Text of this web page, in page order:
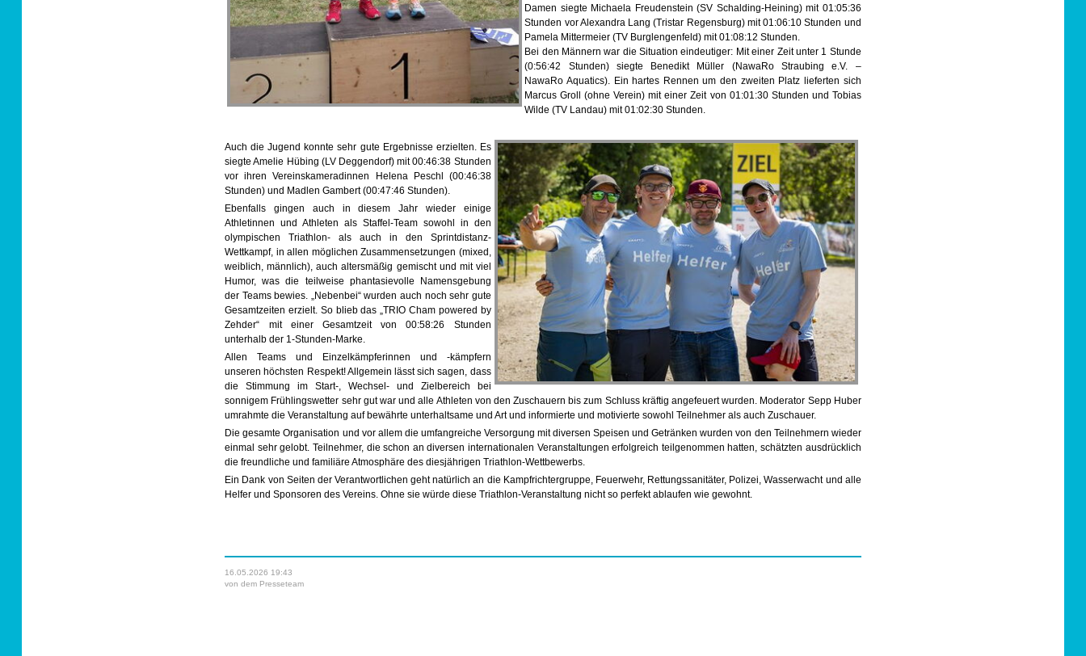
Damen siegte Michaela Freudenstein (SV Schalding-Heining) mit 01:05:36
Stunden vor Alexandra Lang (Tristar Regensburg) mit 01:06:10 Stunden und
Pamela Mittermeier (TV Burglengenfeld) mit 01:08:12 Stunden.
Bei den Männern war die Situation eindeutiger: Mit einer Zeit unter 1 Stunde
(0:56:42 Stunden) siegte Benedikt Müller (NawaRo Straubing e.V. –
NawaRo Aquatics). Ein hartes Rennen um den zweiten Platz lieferten sich
Marcus Groll (ohne Verein) mit einer Zeit von 01:01:30 Stunden und Tobias
Wilde (TV Landau) mit 01:02:30 Stunden.
Auch die Jugend konnte sehr gute Ergebnisse erzielten. Es
siegte Amelie Hübing (LV Deggendorf) mit 00:46:38 Stunden
vor ihren Vereinskameradinnen Helena Peschl (00:46:38
Stunden) und Madlen Gambert (00:47:46 Stunden).
Ebenfalls gingen auch in diesem Jahr wieder einige
Athletinnen und Athleten als Staffel-Team sowohl in den
olympischen Triathlon- als auch in den Sprintdistanz-
Wettkampf, in allen möglichen Zusammensetzungen (mixed,
weiblich, männlich), auch altersmäßig gemischt und mit viel
Humor, was die teilweise phantasievolle Namensgebung
der Teams bewies. „Nebenbei“ wurden auch noch sehr gute
Gesamtzeiten erzielt. So blieb das „TRIO Cham powered by
Zehder“ mit einer Gesamtzeit von 00:58:26 Stunden
unterhalb der 1-Stunden-Marke.
Allen Teams und Einzelkämpferinnen und -kämpfern
unseren höchsten Respekt! Allgemein lässt sich sagen, dass
die Stimmung im Start-, Wechsel- und Zielbereich bei
sonnigem Frühlingswetter sehr gut war und alle Athleten von den Zuschauern bis zum Schluss kräftig angefeuert wurden. Moderator Sepp Huber
umrahmte die Veranstaltung auf bewährte unterhaltsame und Art und informierte und motivierte sowohl Teilnehmer als auch Zuschauer.
Die gesamte Organisation und vor allem die umfangreiche Versorgung mit diversen Speisen und Getränken wurden von den Teilnehmern wieder
einmal sehr gelobt. Teilnehmer, die schon an diversen internationalen Veranstaltungen erfolgreich teilgenommen hatten, schätzten ausdrücklich
die freundliche und familiäre Atmosphäre des diesjährigen Triathlon-Wettbewerbs.
Ein Dank von Seiten der Verantwortlichen geht natürlich an die Kampfrichtergruppe, Feuerwehr, Rettungssanitäter, Polizei, Wasserwacht und alle
Helfer und Sponsoren des Vereins. Ohne sie würde diese Triathlon-Veranstaltung nicht so perfekt ablaufen wie gewohnt.
16.05.2026 19:43
von dem Presseteam